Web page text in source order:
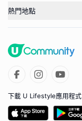
熱門地點
下載 U Lifestyle應用程式